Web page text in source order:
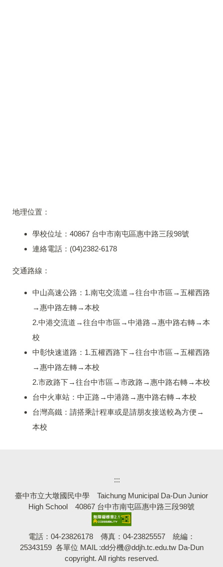
地理位置：
學校位址： 40867 台中市南屯區惠中路三段98號
連絡電話： (04)2382-6178
交通路線：
中山高速公路： 1.南屯交流道→往台中市區→五權西路
→惠中路左轉→本校
2.中港交流道→往台中市區→中港路→惠中路右轉→本
校
中彰快速道路： 1.五權西路下→往台中市區→五權西路
→惠中路左轉→本校
2.市政路下→往台中市區→市政路→惠中路右轉→本校
台中火車站： 中正路→中港路→惠中路右轉→本校
台灣高鐵： 請搭乘計程車或是請朋友接送較為方便→
本校
:::
臺中市立大墩國民中學 Taichung Municipal Da-Dun Junior
High School 40867 台中市南屯區惠中路三段98號
電話：04-23826178 傳真：04-23825557 統編：
25343159 各單位 MAIL :dd分機@ddjh.tc.edu.tw Da-Dun
copyright. All rights reserved.